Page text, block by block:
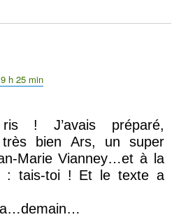
h 25 min
! J’avais préparé,
très bien Ars, un super
Marie Vianney…et à la
: tais-toi ! Et le texte a